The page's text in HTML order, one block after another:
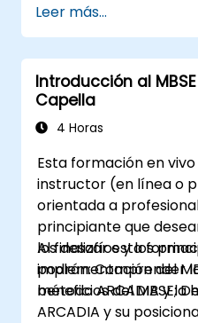
Implementar un
completo (desde
instanciación de
Utilizar
como Microsoft
Leer más...
Introducción al
Capella
4 Horas
Esta formación en
instructor (en línea o
orientada a
principiante que
los desafíos y los
implementación del
método ARCADIA y la
Al finalizar esta
podrán: Comprender
beneficios del MBSE;
ARCADIA y su